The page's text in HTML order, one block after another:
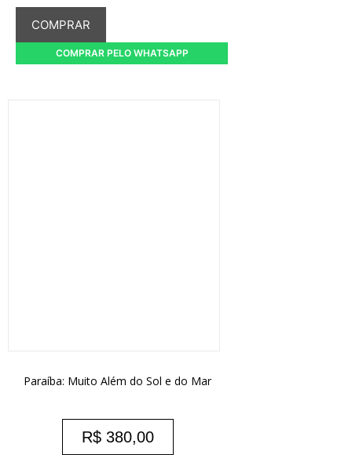
COMPRAR
COMPRAR PELO WHATSAPP
Paraíba: Muito Além do Sol e do Mar
R$ 380,00